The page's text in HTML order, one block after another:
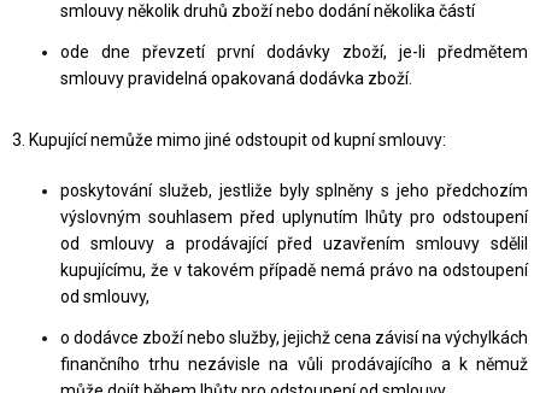
smlouvy několik druhů zboží nebo dodání několika částí
ode dne převzetí první dodávky zboží, je-li předmětem
smlouvy pravidelná opakovaná dodávka zboží.
3. Kupující nemůže mimo jiné odstoupit od kupní smlouvy:
poskytování služeb, jestliže byly splněny s jeho předchozím
výslovným souhlasem před uplynutím lhůty pro odstoupení
od smlouvy a prodávající před uzavřením smlouvy sdělil
kupujícímu, že v takovém případě nemá právo na odstoupení
od smlouvy,
o dodávce zboží nebo služby, jejichž cena závisí na výchylkách
finančního trhu nezávisle na vůli prodávajícího a k němuž